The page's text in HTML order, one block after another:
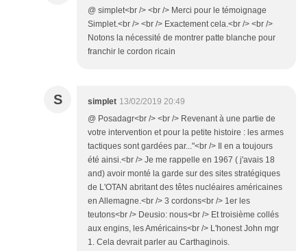
@ simplet<br /> <br /> Merci pour le témoignage
Simplet.<br /> <br /> Exactement cela.<br /> <br />
Notons la nécessité de montrer patte blanche pour
franchir le cordon ricain
S simplet 13/02/2019 20:49
@ Posadagr<br /> <br /> Revenant à une partie de
votre intervention et pour la petite histoire : les armes
tactiques sont gardées par..."<br /> Il en a toujours
été ainsi.<br /> Je me rappelle en 1967 ( j'avais 18
and) avoir monté la garde sur des sites stratégiques
de L'OTAN abritant des têtes nucléaires américaines
en Allemagne.<br /> 3 cordons<br /> 1er les
teutons<br /> Deusio: nous<br /> Et troisième collés
aux engins, les Américains<br /> L'honest John mgr
1. Cela devrait parler au Carthaginois.